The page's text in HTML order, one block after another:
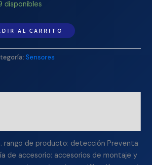
disponibles
AL CARRITO
Sensores
rango de producto: detección Preventa
de accesorio: accesorios de montaje y